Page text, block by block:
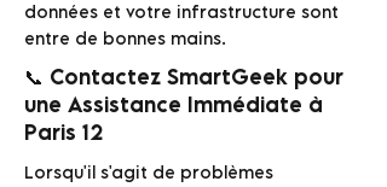
données et votre infrastructure sont
entre de bonnes mains.
📞 Contactez SmartGeek pour
une Assistance Immédiate à
Paris 12
Lorsqu'il s'agit de problèmes